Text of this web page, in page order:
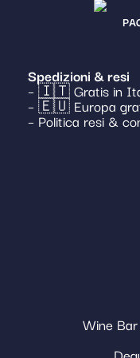
Spedizioni & resi
– 🇮🇹 Gratis in
– 🇪🇺 Europa
– Politica resi &
Wine